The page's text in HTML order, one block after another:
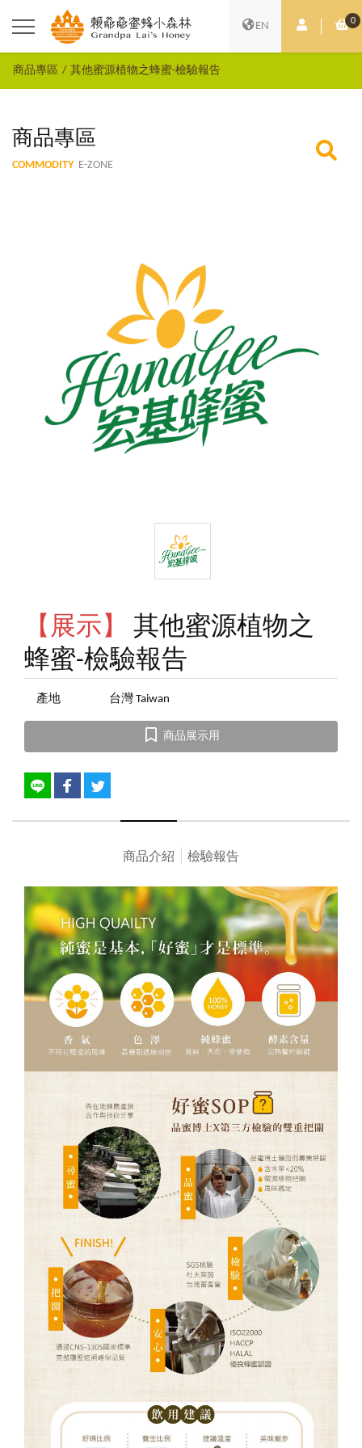
EN 會員中心0
購
商品專區 其他蜜源植物之蜂蜜-檢驗報告
商品專區
COMMODITY E-ZONE
【展示】
其他蜜源植物之
蜂蜜-檢驗報告
產地 台灣 Taiwan
商品展示用
商品介紹 檢驗報告